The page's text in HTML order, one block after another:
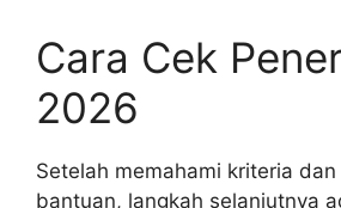
Cara Cek
2026
Setelah memahami kriteria
bantuan, langkah selanjutnya